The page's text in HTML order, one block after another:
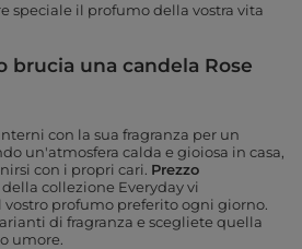
speciale il profumo della vostra vita
brucia una candela Rose
con la sua fragranza per un
un'atmosfera calda e gioiosa in casa,
con i propri cari. Prezzo
collezione Everyday vi
profumo preferito ogni giorno.
di fragranza e scegliete quella
umore.